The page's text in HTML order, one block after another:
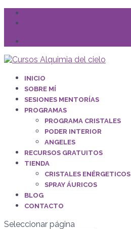
INICIO
SOBRE MÍ
SESIONES MENTORÍAS
PROGRAMAS
PROGRAMA CRISTALES
PODER INTERIOR
ANGELES
RECURSOS GRATUITOS
TIENDA
CRISTALES ENÉRGETICOS
SPRAY ÁURICOS
BLOG
CONTACTO
Seleccionar página